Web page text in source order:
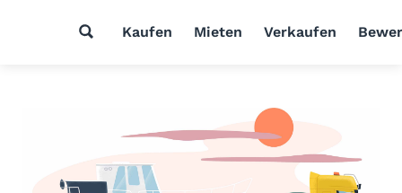
Kaufen Mieten Verkaufen